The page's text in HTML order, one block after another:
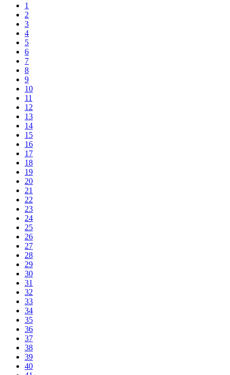
1
2
3
4
5
6
7
8
9
10
11
12
13
14
15
16
17
18
19
20
21
22
23
24
25
26
27
28
29
30
31
32
33
34
35
36
37
38
39
40